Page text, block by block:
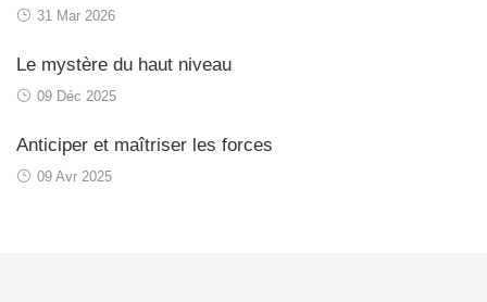
31 Mar 2026
Le mystère du haut niveau
09 Déc 2025
Anticiper et maîtriser les forces
09 Avr 2025